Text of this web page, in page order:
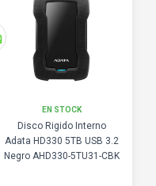
EN STOCK
Disco Rigido Interno
Adata HD330 5TB USB 3.2
Negro AHD330-5TU31-CBK